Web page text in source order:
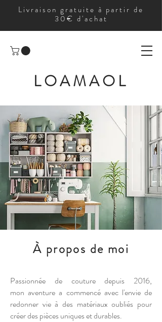
Livraison gratuite à partir de
30€ d'achat
LOAMAOL
À propos de moi
Passionnée de couture depuis 2016,
monaventure a commencé avec l'envie de
redonner vie à des matériaux oubliés pour
créer des pièces uniques et durables.